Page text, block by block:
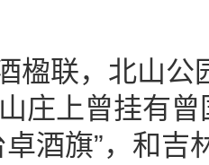
楹联，北山公
庄上曾挂有
酒旗”，和吉